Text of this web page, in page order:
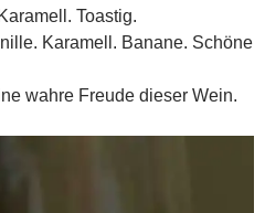
Toastig.
Karamell. Banane. Schöne
wahre Freude dieser Wein.